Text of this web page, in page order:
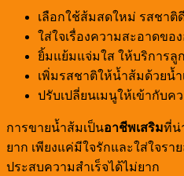
เลือกใช้ส้มสดใหม่ รสชาติ
ใส่ใจเรื่องความสะอาดข
ยิ้มแย้มแจ่มใส ให้บริการลู
เพิ่มรสชาติให้น้ำส้มด้วยน้
ปรับเปลี่ยนเมนูให้เข้ากับค
การขายน้ำส้มเป็นอาชีพเสริมที่น่
ยาก เพียงแค่มีใจรักและใส่ใจรา
ประสบความสำเร็จได้ไม่ยาก